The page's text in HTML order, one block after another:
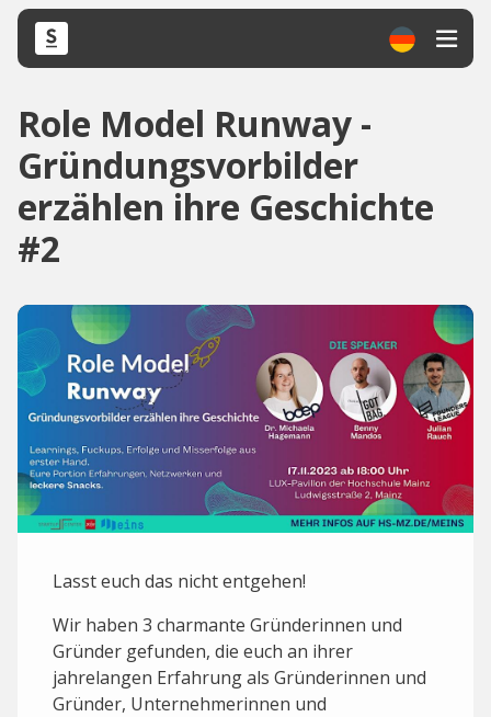
Role Model Runway -
Gründungsvorbilder
erzählen ihre Geschichte
#2
L asst euch das nicht entgehen!
Wir haben 3 charmante Gründerinnen und
Gründer gefunden, die euch an ihrer
jahrelangen Erfahrung als Gründerinnen und
Gründer, Unternehmerinnen und